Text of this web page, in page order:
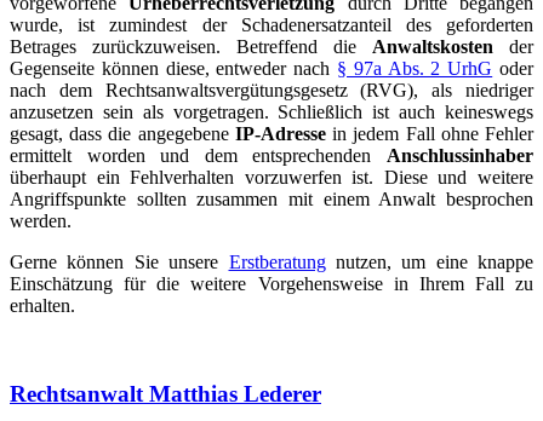
wurde, ist zumindest der Schadenersatzanteil des geforderten
Betrages zurückzuweisen. Betreffend die Anwaltskosten der
Gegenseite können diese, entweder nach § 97a Abs. 2 UrhG oder
nach dem Rechtsanwaltsvergütungsgesetz (RVG), als niedriger
anzusetzen sein als vorgetragen. Schließlich ist auch keineswegs
gesagt, dass die angegebene IP-Adressein jedem Fall ohne Fehler
ermittelt worden und dem entsprechenden Anschlussinhaber
überhaupt ein Fehlverhalten vorzuwerfen ist. Diese und weitere
Angriffspunkte sollten zusammen mit einem Anwalt besprochen
werden.
Gerne können Sie unsere Erstberatungnutzen, um eine knappe
Einschätzung für die weitere Vorgehensweise in Ihrem Fall zu
erhalten.
Rechtsanwalt Matthias Lederer